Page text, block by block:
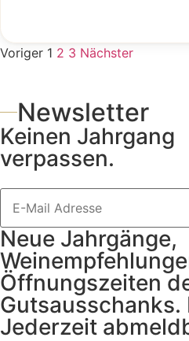
Voriger 1 2 3 Nächster
Newsletter
Keinen Jahrgang
verpassen.
Neue Jahrgänge,
Öffnungszeiten
Gutsausschanks.
Jederzeit